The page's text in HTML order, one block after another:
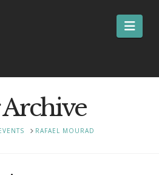
Archive
RAFAEL MOURAD